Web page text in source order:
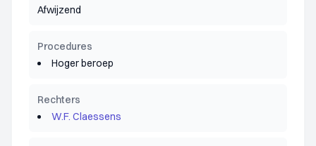
Afwijzend
Procedures
Hoger beroep
Rechters
W.F. Claessens